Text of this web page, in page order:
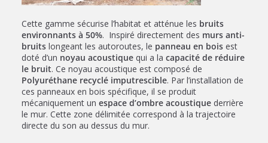
Cette gamme sécurise l’habitat et atténue les bruits
environnants à 50%. Inspiré directement des murs anti-
bruits longeant les autoroutes, le panneau en bois est
doté d’un noyau acoustique qui a la capacité de réduire
le bruit. Ce noyau acoustique est composé de
Polyuréthane recyclé imputrescible. Par l’installation de
ces panneaux en bois spécifique, il se produit
mécaniquement un espace d’ombre acoustique derrière
le mur. Cette zone délimitée correspond à la trajectoire
directe du son au dessus du mur.